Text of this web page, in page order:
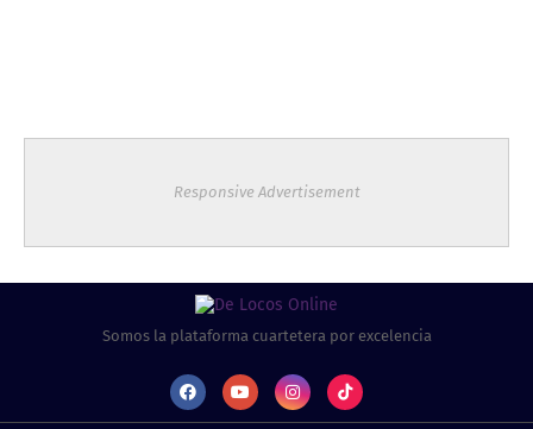
Responsive Advertisement
Somos la plataforma cuartetera por excelencia